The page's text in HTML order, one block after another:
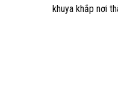
khuya khắp nơi